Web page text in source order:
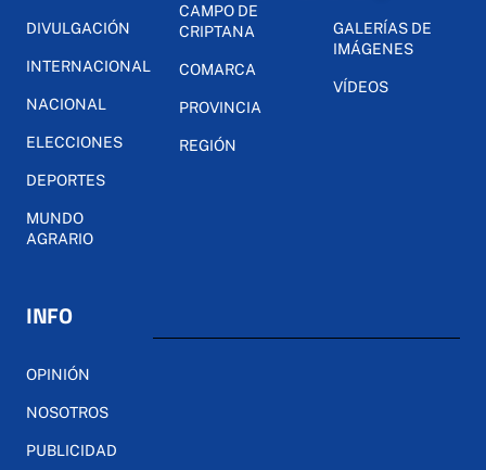
DIVULGACIÓN
INTERNACIONAL
NACIONAL
ELECCIONES
DEPORTES
MUNDO
AGRARIO
CAMPO DE
CRIPTANA
COMARCA
PROVINCIA
REGIÓN
GALERÍAS DE
IMÁGENES
VÍDEOS
INFO
OPINIÓN
NOSOTROS
PUBLICIDAD